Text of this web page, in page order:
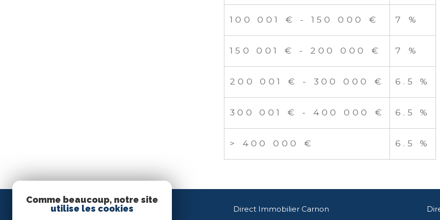
100 001 € - 150 000 € 7 %
150 001 € - 200 000 € 7 %
200 001 € - 300 000 € 6.5 %
300 001 € - 400 000 € 6.5 %
> 400 000 € 6.5 %
Direct Immobilier Palavas-les-Flots Direct Immobilier Carnon
Comme beaucoup, notre site
utilise les cookies